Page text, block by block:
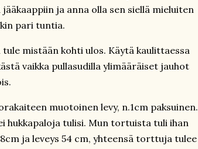
ja anna olla sen siellä mieluiten
pari tuntia.
mistään kohti ulos. Käytä kaulittaessa
vaikka pullasudilla ylimääräiset jauhot
muotoinen levy, n.1cm paksuinen.
hukkapaloja tulisi. Mun tortuista tuli ihan
ja leveys 54 cm, yhteensä torttuja tulee